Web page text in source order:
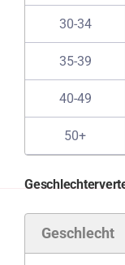
30-34
35-39
40-49
50+
Geschlecht